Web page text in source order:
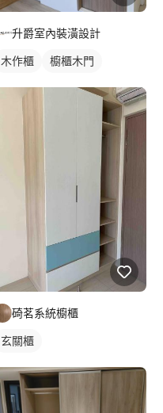
升爵室內裝潢設計
木作櫃 櫥櫃木門
碕茗系統櫥櫃
玄關櫃